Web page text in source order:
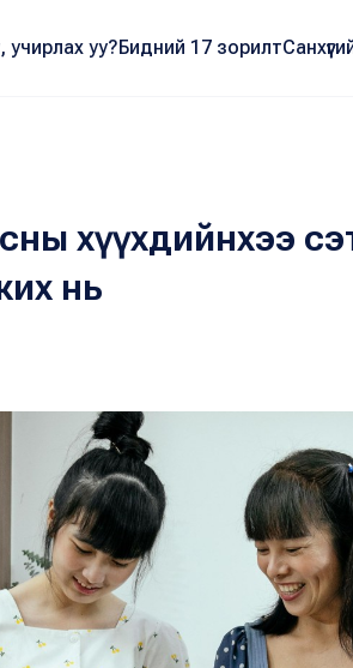
учирлах уу?Бидний 17 зорилт
насны хүүхдийнхээ
нь